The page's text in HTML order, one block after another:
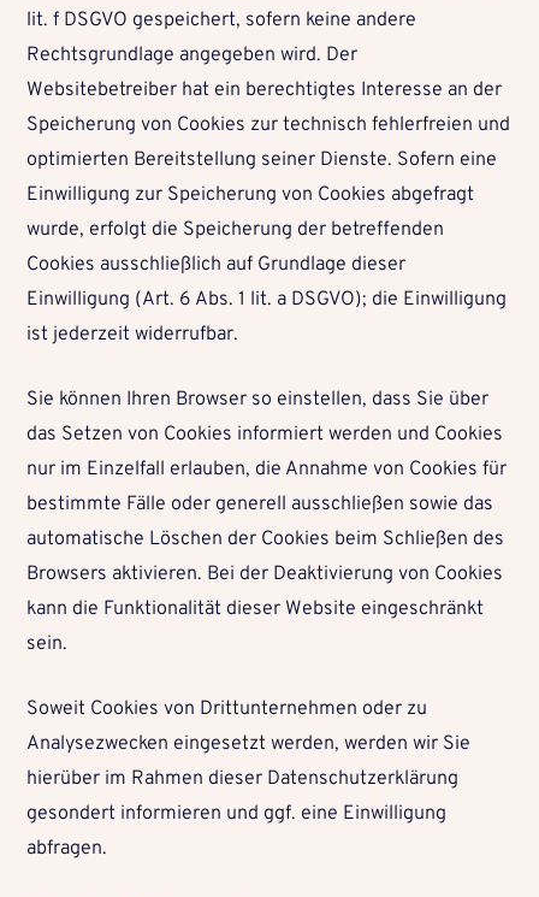
lit. f DSGVO gespeichert, sofern keine andere
Rechtsgrundlage angegeben wird. Der
Websitebetreiber hat ein berechtigtes Interesse an der
Speicherung von Cookies zur technisch fehlerfreien und
optimierten Bereitstellung seiner Dienste. Sofern eine
Einwilligung zur Speicherung von Cookies abgefragt
wurde, erfolgt die Speicherung der betreffenden
Cookies ausschließlich auf Grundlage dieser
Einwilligung (Art. 6 Abs. 1 lit. a DSGVO); die Einwilligung
ist jederzeit widerrufbar.
Sie können Ihren Browser so einstellen, dass Sie über
das Setzen von Cookies informiert werden und Cookies
nur im Einzelfall erlauben, die Annahme von Cookies für
bestimmte Fälle oder generell ausschließen sowie das
automatische Löschen der Cookies beim Schließen des
Browsers aktivieren. Bei der Deaktivierung von Cookies
kann die Funktionalität dieser Website eingeschränkt
sein.
Soweit Cookies von Drittunternehmen oder zu
Analysezwecken eingesetzt werden, werden wir Sie
hierüber im Rahmen dieser Datenschutzerklärung
gesondert informieren und ggf. eine Einwilligung
abfragen.